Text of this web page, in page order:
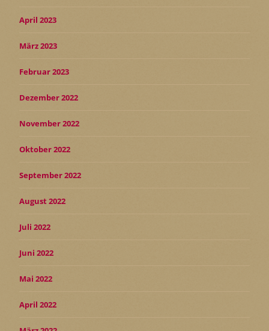
April 2023
März 2023
Februar 2023
Dezember 2022
November 2022
Oktober 2022
September 2022
August 2022
Juli 2022
Juni 2022
Mai 2022
April 2022